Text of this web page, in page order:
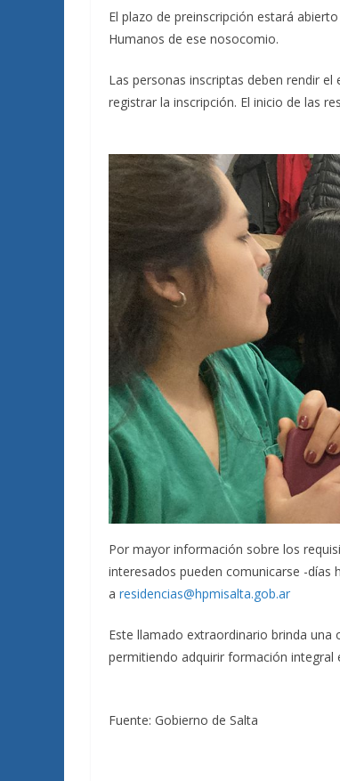
El plazo de preinscripción estará
Humanos de ese nosocomio.
Las personas inscriptas deben rendir
registrar la inscripción. El inicio de las
Por mayor información sobre los
interesados pueden comunicarse -días
a residencias@hpmisalta.gob.ar
Este llamado extraordinario brinda una
permitiendo adquirir formación integral
Fuente: Gobierno de Salta